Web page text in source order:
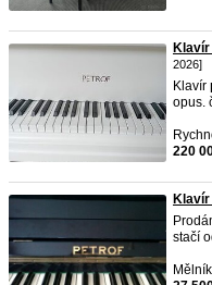
Klavír
2026]
Klavír
opus.
220
stačí